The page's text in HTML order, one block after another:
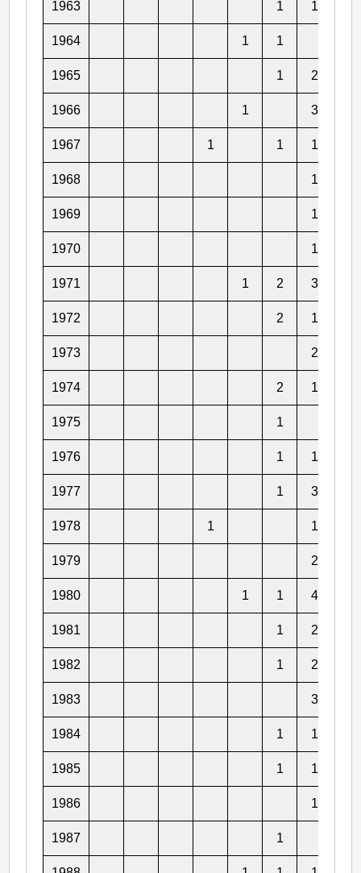
1963 1 1
1964 1 1
1965 1 2
1966 1 3
1967 1 1 1
1968 1
1969 1
1970 1
1971 1 2 3
1972 2 1
1973 2
1974 2 1
1975 1
1976 1 1
1977 1 3
1978 1 1
1979 2
1980 1 1 4
1981 1 2
1982 1 2
1983 3
1984 1 1
1985 1 1
1986 1
1987 1